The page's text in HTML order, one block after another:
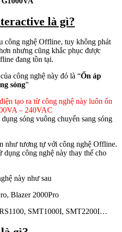
là gì?
công nghệ Offline, tuy không phát
nhưng cũng khắc phục được
đang tồn tại.
công nghệ này đó là “Ổn áp
sóng”
tạo ra từ công nghệ này luôn ổn
– 240VAC
sóng vuông chuyển sang sóng
như tương tự với công nghệ Offline.
dụng công nghệ này thay thế cho
này như sau
Blazer 2000Pro
SMT1000I, SMT2200I…